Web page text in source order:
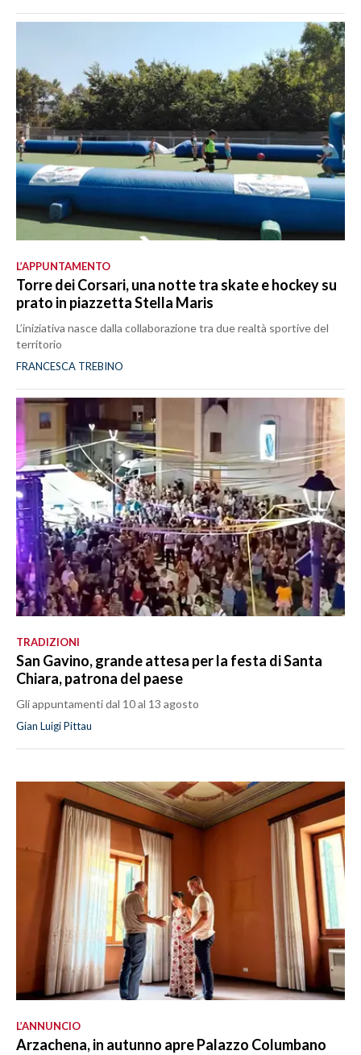
L’APPUNTAMENTO
Torre dei Corsari, una notte tra skate e hockey su
prato in piazzetta Stella Maris
L’iniziativa nasce dalla collaborazione tra due realtà sportive del
territorio
FRANCESCA TREBINO
TRADIZIONI
San Gavino, grande attesa per la festa di Santa
Chiara, patrona del paese
Gli appuntamenti dal 10 al 13 agosto
Gian Luigi Pittau
L’ANNUNCIO
Arzachena, in autunno apre Palazzo Columbano